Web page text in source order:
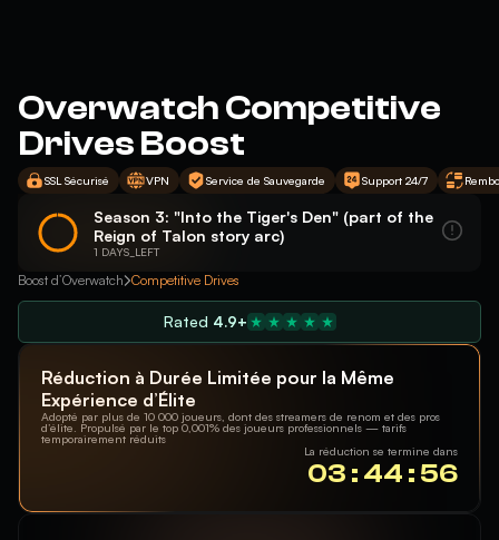
Overwatch Competitive
Drives Boost
SSL Sécurisé VPN Service de Sauvegarde Support 24/7
Season 3: "Into the Tiger's Den" (part of the
Reign of Talon story arc)
1 DAYS_LEFT
Boost d’Overwatch Competitive Drives
Rated 4.9+
Réduction à Durée Limitée pour la Même
Expérience d’Élite
Adopté par plus de 10 000 joueurs, dont des streamers de renom et des pros
d’élite. Propulsé par le top 0,001% des joueurs professionnels — tarifs
temporairement réduits
La réduction se termine dans
03 : 44 : 55